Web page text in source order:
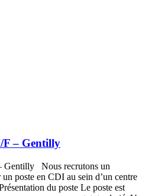
F – Gentilly
Gentilly Nous recrutons un
poste en CDI au sein d’un centre
du poste Le poste est